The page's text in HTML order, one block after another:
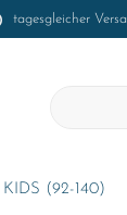
tagesgleicher
KIDS (92-140)